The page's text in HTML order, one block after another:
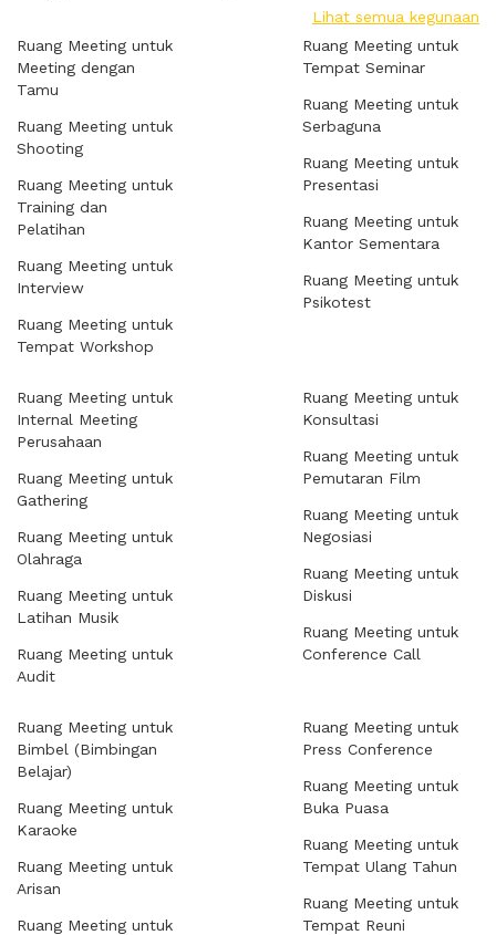
Lihat semua kegunaan
Ruang Meeting untuk
Meeting dengan
Tamu
Ruang Meeting untuk
Shooting
Ruang Meeting untuk
Training dan
Pelatihan
Ruang Meeting untuk
Interview
Ruang Meeting untuk
Tempat Workshop
Ruang Meeting untuk
Tempat Seminar
Ruang Meeting untuk
Serbaguna
Ruang Meeting untuk
Presentasi
Ruang Meeting untuk
Kantor Sementara
Ruang Meeting untuk
Psikotest
Ruang Meeting untuk
Internal Meeting
Perusahaan
Ruang Meeting untuk
Gathering
Ruang Meeting untuk
Olahraga
Ruang Meeting untuk
Latihan Musik
Ruang Meeting untuk
Audit
Ruang Meeting untuk
Konsultasi
Ruang Meeting untuk
Pemutaran Film
Ruang Meeting untuk
Negosiasi
Ruang Meeting untuk
Diskusi
Ruang Meeting untuk
Conference Call
Ruang Meeting untuk
Bimbel (Bimbingan
Belajar)
Ruang Meeting untuk
Karaoke
Ruang Meeting untuk
Arisan
Ruang Meeting untuk
Ruang Meeting untuk
Press Conference
Ruang Meeting untuk
Buka Puasa
Ruang Meeting untuk
Tempat Ulang Tahun
Ruang Meeting untuk
Tempat Reuni